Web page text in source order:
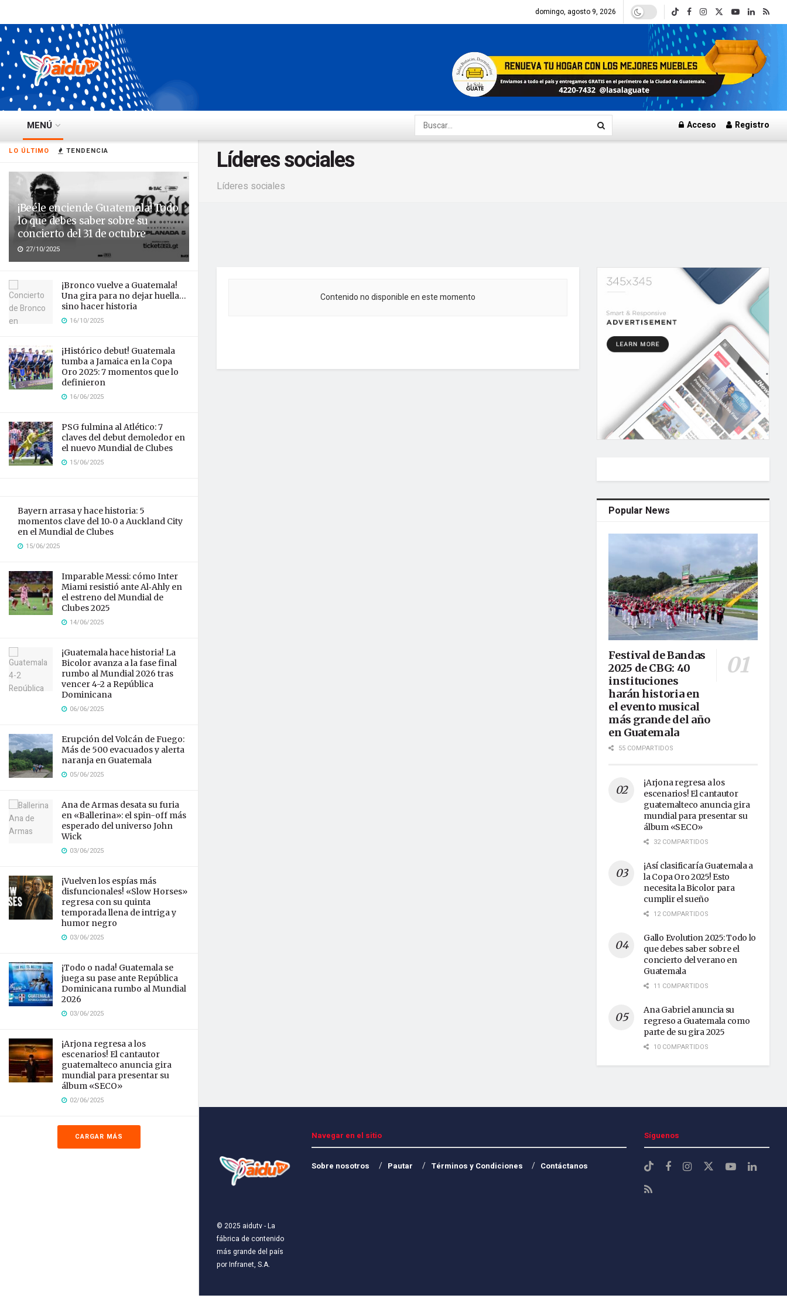
LO ÚLTIMO TENDENCIA
¡Beéle enciende Guatemala! Todo
lo que debes saber sobre su
concierto del 31 de octubre
27/10/2025
¡Bronco vuelve a Guatemala!
Una gira para no dejar huella…
sino hacer historia
16/10/2025
¡Histórico debut! Guatemala
tumba a Jamaica en la Copa
Oro 2025: 7 momentos que lo
definieron
16/06/2025
PSG fulmina al Atlético: 7
claves del debut demoledor en
el nuevo Mundial de Clubes
15/06/2025
Bayern arrasa y hace historia: 5
momentos clave del 10‑0 a Auckland City
en el Mundial de Clubes
15/06/2025
Imparable Messi: cómo Inter
Miami resistió ante Al‑Ahly en
el estreno del Mundial de
Clubes 2025
14/06/2025
¡Guatemala hace historia! La
Bicolor avanza a la fase final
rumbo al Mundial 2026 tras
vencer 4-2 a República
Dominicana
06/06/2025
Erupción del Volcán de Fuego:
Más de 500 evacuados y alerta
naranja en Guatemala
05/06/2025
Ana de Armas desata su furia
en «Ballerina»: el spin-off más
esperado del universo John
Wick
03/06/2025
¡Vuelven los espías más
disfuncionales! «Slow Horses»
regresa con su quinta
temporada llena de intriga y
humor negro
03/06/2025
¡Todo o nada! Guatemala se
juega su pase ante República
Dominicana rumbo al Mundial
2026
03/06/2025
¡Arjona regresa a los
escenarios! El cantautor
guatemalteco anuncia gira
mundial para presentar su
álbum «SECO»
02/06/2025
CARGAR MÁS
domingo, agosto 9, 2026
MENÚ Acceso Registro
Líderes sociales
Líderes sociales
Contenido no disponible en este momento
Popular News
Festival de Bandas
2025 de CBG: 40
instituciones
harán historia en
el evento musical
más grande del año
en Guatemala
55 COMPARTIDOS
¡Arjona regresa a los
escenarios! El cantautor
guatemalteco anuncia gira
mundial para presentar su
álbum «SECO»
32 COMPARTIDOS
¡Así clasificaría Guatemala a
la Copa Oro 2025! Esto
necesita la Bicolor para
cumplir el sueño
12 COMPARTIDOS
Gallo Evolution 2025: Todo lo
que debes saber sobre el
concierto del verano en
Guatemala
11 COMPARTIDOS
Ana Gabriel anuncia su
regreso a Guatemala como
parte de su gira 2025
10 COMPARTIDOS
© 2025 aidutv- La
fábrica de contenido
más grande del país
porInfranet, S.A.
Navegar en el sitio
Sobre nosotros Pautar Términos y Condiciones Contáctanos
Síguenos